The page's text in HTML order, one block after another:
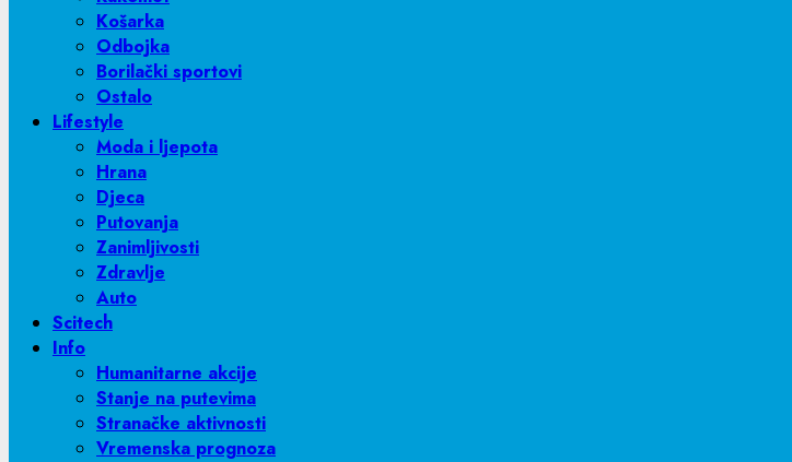
Košarka
Odbojka
Borilački sportovi
Ostalo
Lifestyle
Moda i ljepota
Hrana
Djeca
Putovanja
Zanimljivosti
Zdravlje
Auto
Scitech
Info
Humanitarne akcije
Stanje na putevima
Stranačke aktivnosti
Vremenska prognoza